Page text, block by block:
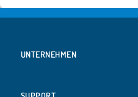
UNTERNEHMEN